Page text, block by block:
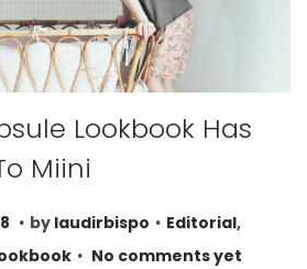
Lookbook Has
Miini
2
8
. by laudirbispo . P
o
Editorial,
. No comments yet